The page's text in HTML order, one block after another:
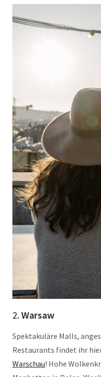
2.Warsaw
Spektakuläre Malls,
Restaurants findet ihr
Warschau! Hohe